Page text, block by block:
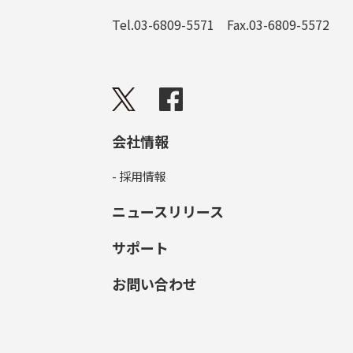
Tel.03-6809-5571 Fax.03-6809-5572
会社情報
- 採用情報
ニュースリリース
サポート
お問い合わせ